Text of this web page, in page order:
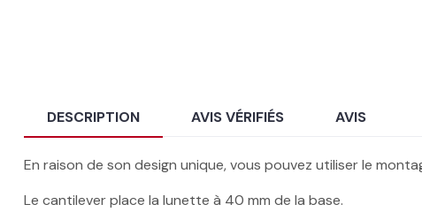
DESCRIPTION AVIS VÉRIFIÉS AVIS
En raison de son design unique, vous pouvez utiliser le
Le cantilever place la lunette à 40 mm de la base.